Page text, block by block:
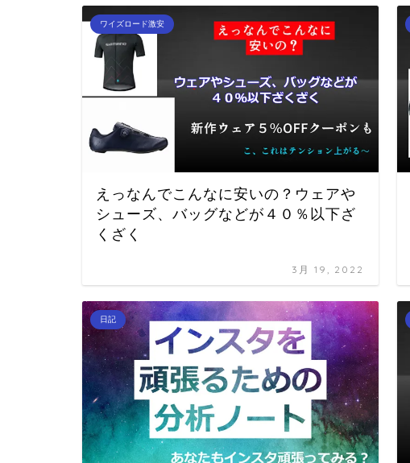
ワイズロード激安
えっなんでこんなに安いの？ウェアや
シューズ、バッグなどが４０％以下ざ
くざく
3月 19, 2022
日記